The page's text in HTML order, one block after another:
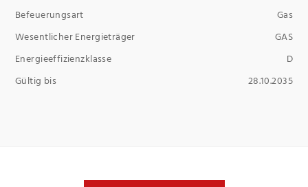
Befeuerungsart
Gas
Wesentlicher Energieträger
GAS
Energieeffizienzklasse
D
Gültig bis
28.10.2035